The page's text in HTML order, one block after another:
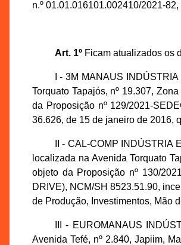
n.º 01.01.016101.002410/2021-82,
Art. 1ºFicam atualizados os
I - 3M MANAUS
Torquato Tapajós, nº 19.307,
da Proposição nº 129/2021-
36.626, de 15 de janeiro de 2016,
II - CAL-COMP INDÚSTRIA
localizada na Avenida Torquato
objeto da Proposição nº 130/
DRIVE), NCM/SH 8523.51.90,
de Produção, Investimentos, Mão
III - EUROMANAUS
Avenida Tefé, nº 2.840, Japiim,